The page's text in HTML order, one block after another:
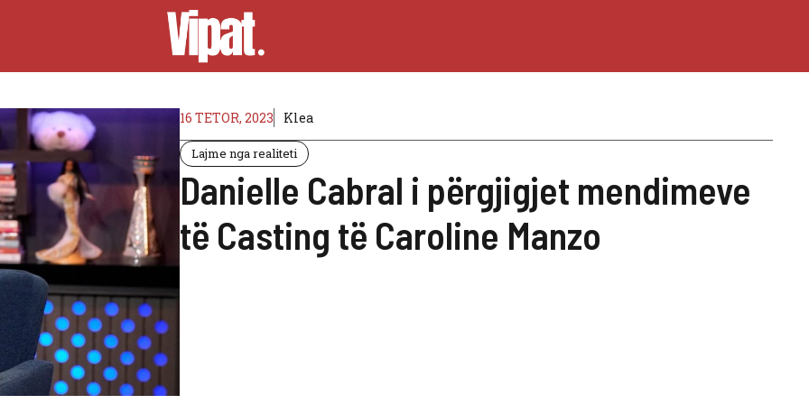
16 TETOR, 2023 Klea
Lajme nga realiteti
Danielle Cabral i përgjigjet mendimeve
të Casting të Caroline Manzo